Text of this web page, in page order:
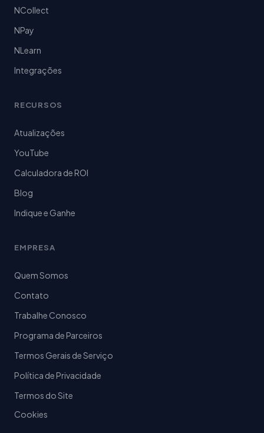
NCollect
NPay
NLearn
Integrações
RECURSOS
Atualizações
YouTube
Calculadora de ROI
Blog
Indique e Ganhe
EMPRESA
Quem Somos
Contato
Trabalhe Conosco
Programa de Parceiros
Termos Gerais de Serviço
Política de Privacidade
Termos do Site
Cookies